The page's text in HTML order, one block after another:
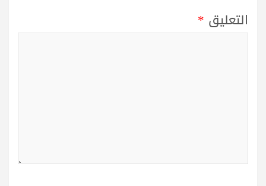
التعليق *